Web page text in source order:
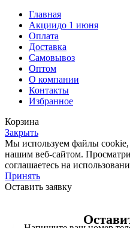
Главная
Акциидо 1 июня
Оплата
Доставка
Самовывоз
Оптом
О компании
Контакты
Избранное
Корзина
Закрыть
Мы используем файлы cookie,
нашим веб-сайтом.
соглашаетесь на
Принять
Оставить заявку